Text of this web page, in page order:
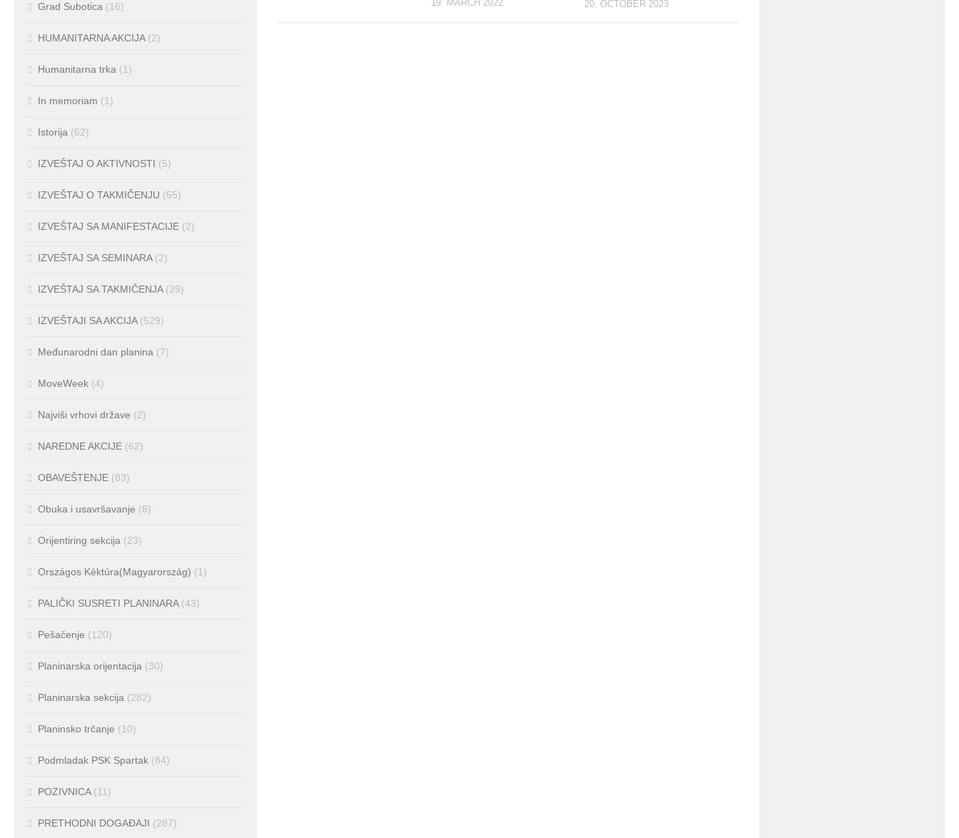
19. MARCH 2022 20. OCTOBER 2023
Grad Subotica (16)
HUMANITARNA AKCIJA(2)
Humanitarna trka (1)
In memoriam (1)
Istorija (62)
IZVEŠTAJ O AKTIVNOSTI (5)
IZVEŠTAJ O TAKMIČENJU (55)
IZVEŠTAJ SA MANIFESTACIJE (2)
IZVEŠTAJ SA SEMINARA(2)
IZVEŠTAJ SA TAKMIČENJA(29)
IZVEŠTAJI SA AKCIJA(529)
Međunarodni dan planina (7)
MoveWeek (4)
Najviši vrhovi države (2)
NAREDNE AKCIJE (62)
OBAVEŠTENJE (83)
Obuka i usavršavanje (8)
Orijentiring sekcija (23)
Országos Kéktúra(Magyarország) (1)
PALIČKI SUSRETI PLANINARA(43)
Pešačenje (120)
Planinarska orijentacija (30)
Planinarska sekcija (282)
Planinsko trčanje (10)
Podmladak PSK Spartak (84)
POZIVNICA(11)
PRETHODNI DOGAĐAJI (287)